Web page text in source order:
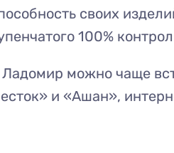
своих
100%
можно чаще
и «Ашан»,